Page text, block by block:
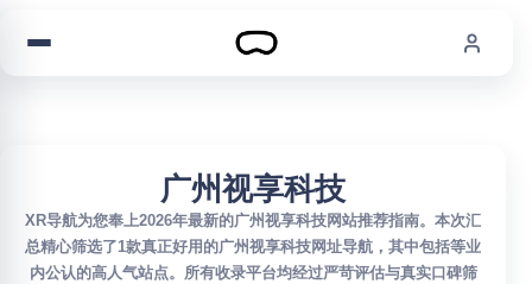
广州视享科技
XR导航为您奉上2026年最新的广州视享科技网站推荐指南。本次汇
总精心筛选了1款真正好用的广州视享科技网址导航，其中包括等业
内公认的高人气站点。所有收录平台均经过严苛评估与真实口碑筛